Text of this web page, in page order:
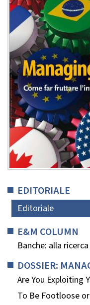
EDITORIALE
Editoriale
E&M COLUMN
Banche: alla
DOSSIER:
Are You Exploiting
To Be Footloose